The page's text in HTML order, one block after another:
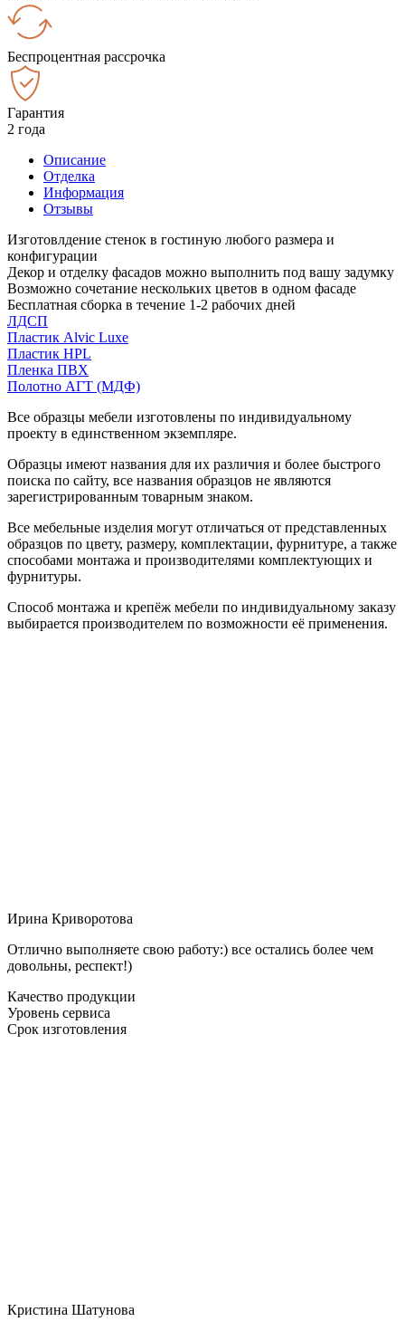
Беспроцентная рассрочка
Гарантия
2 года
Описание
Отделка
Информация
Отзывы
Изготовлдение стенок в гостиную любого размера и
конфигурации
Декор и отделку фасадов можно выполнить под вашу задумку
Возможно сочетание нескольких цветов в одном фасаде
Бесплатная сборка в течение 1-2 рабочих дней
ЛДСП
Пластик Alvic Luxe
Пластик HPL
Пленка ПВХ
Полотно АГТ (МДФ)
Все образцы мебели изготовлены по индивидуальному
проекту в единственном экземпляре.
Образцы имеют названия для их различия и более быстрого
поиска по сайту, все названия образцов не являются
зарегистрированным товарным знаком.
Все мебельные изделия могут отличаться от представленных
образцов по цвету, размеру, комплектации, фурнитуре, а также
способами монтажа и производителями комплектующих и
фурнитуры.
Способ монтажа и крепёж мебели по индивидуальному заказу
выбирается производителем по возможности её применения.
Ирина Криворотова
Отлично выполняете свою работу:) все остались более чем
довольны, респект!)
Качество продукции
Уровень сервиса
Срок изготовления
Кристина Шатунова